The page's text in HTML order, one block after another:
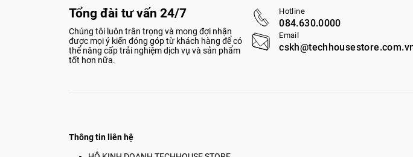
tốt hơn nữa.
Địa chỉ: Số 63, phố Đặng Tiến Đông, phường Trung Liệt, quận Đống Đa, Thành phố Hà Nội